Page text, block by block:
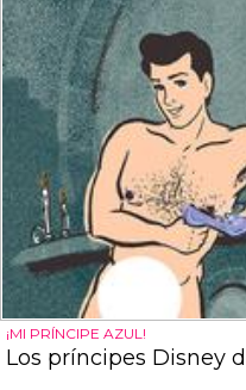
¡MI PRÍNCIPE AZUL!
Los príncipes Disney